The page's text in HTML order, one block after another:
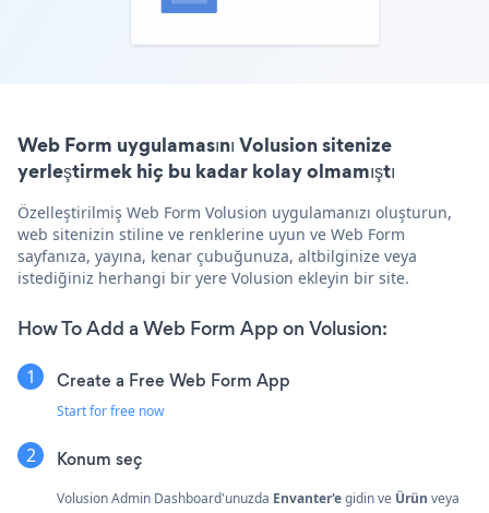
Web Form uygulamasını Volusion sitenize
yerleştirmek hiç bu kadar kolay olmamıştı
Özelleştirilmiş Web Form Volusion uygulamanızı oluşturun,
web sitenizin stiline ve renklerine uyun ve Web Form
sayfanıza, yayına, kenar çubuğunuza, altbilginize veya
istediğiniz herhangi bir yere Volusion ekleyin bir site.
How To Add a Web Form App on Volusion:
Create a Free Web Form App
Start for free now
Konum seç
Volusion Admin Dashboard'unuzda Envanter'egidin ve Ürün veya